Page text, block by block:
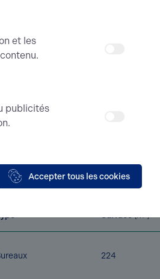
dispositions
Loyers des Activités
annuel en principal
charge du preneur
Surface(m²)
224
et les
publicités
Accepter tous les cookies